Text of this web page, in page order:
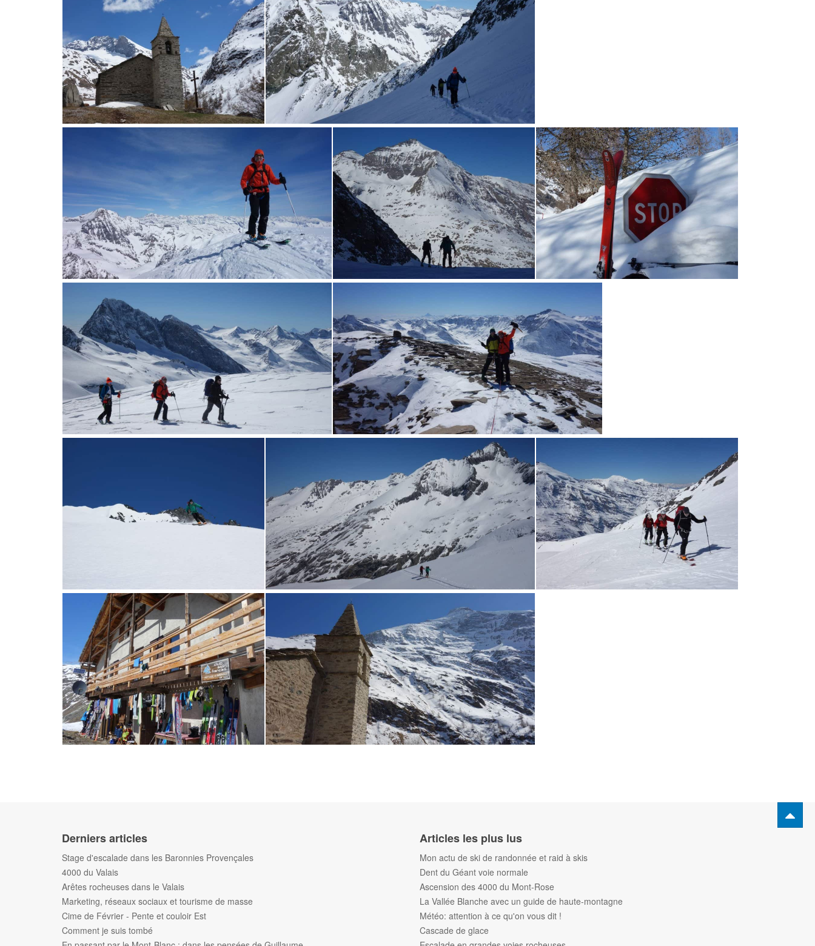
Derniers articles
Stage d'escalade dans les Baronnies Provençales
4000 du Valais
Arêtes rocheuses dans le Valais
Marketing, réseaux sociaux et tourisme de masse
Cime de Février - Pente et couloir Est
Comment je suis tombé
Articles les plus lus
Mon actu de ski de randonnée et raid à skis
Dent du Géant voie normale
Ascension des 4000 du Mont-Rose
La Vallée Blanche avec un guide de haute-montagne
Météo: attention à ce qu'on vous dit !
Cascade de glace